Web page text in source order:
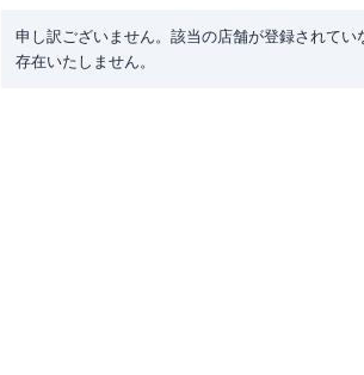
申し訳ございません。該当の店舗が登録されてい
存在いたしません。